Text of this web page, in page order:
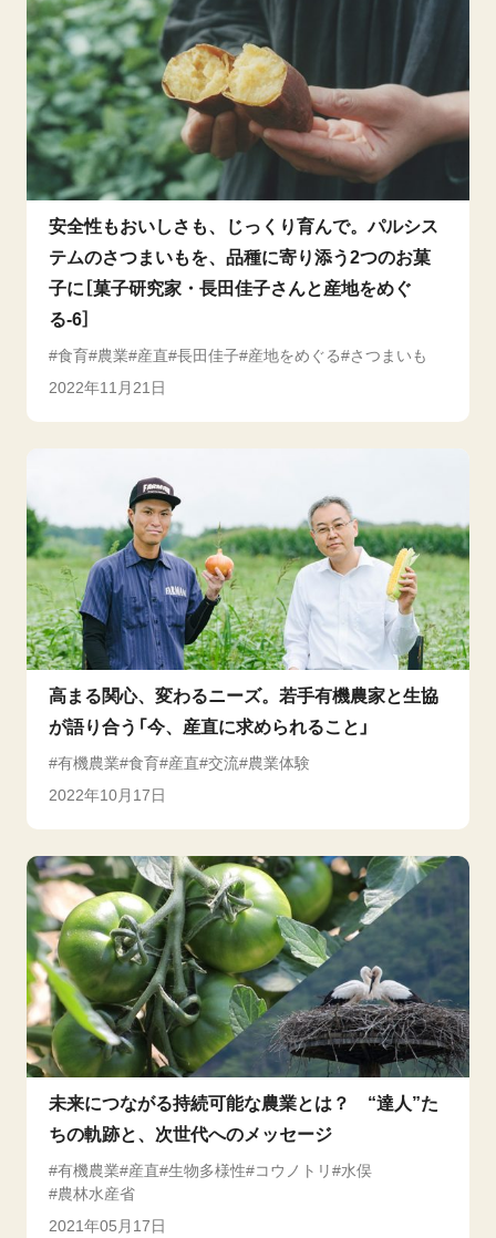
安全性もおいしさも、じっくり育んで。パルシス
テムのさつまいもを、品種に寄り添う2つのお菓
子に［菓子研究家・長田佳子さんと産地をめぐ
る-6］
食育 農業 産直 長田佳子 産地をめぐる
さつまいも
2022年11月21日
高まる関心、変わるニーズ。若手有機農家と生協
が語り合う「今、産直に求められること」
有機農業 食育 産直 交流 農業体験
2022年10月17日
未来につながる持続可能な農業とは？ “達人”た
ちの軌跡と、次世代へのメッセージ
有機農業 産直 生物多様性 コウノトリ
水俣
農林水産省
2021年05月17日